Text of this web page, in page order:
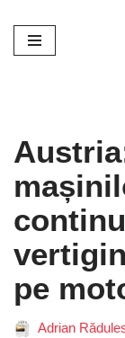
Sari
pe
Adrian